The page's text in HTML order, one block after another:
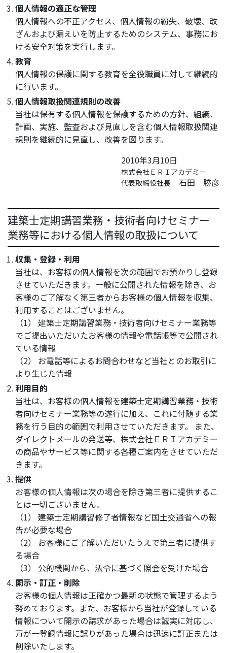
個人情報の適正な管理
個人情報への不正アクセス、個人情報の紛失、破壊、改
ざんおよび漏えいを防止するためのシステム、事務にお
ける安全対策を実行します。
教育
個人情報の保護に関する教育を全役職員に対して継続的
に行います。
個人情報取扱関連規則の改善
当社は保有する個人情報を保護するための方針、組織、
計画、実施、監査および見直しを含む個人情報取扱関連
規則を継続的に見直し、改善を図ります。
2010年3月10日
株式会社ＥＲＩアカデミー
代表取締役社長
石田 勝彦
建築士定期講習業務・技術者向けセミナー
業務等における個人情報の取扱について
収集・登録・利用
当社は、お客様の個人情報を次の範囲でお預かりし登録
させていただきます。一般に公開された情報を除き、お
客様のご了解なく第三者からお客様の個人情報を収集、
利用することはございません。
（1） 建築士定期講習業務・技術者向けセミナー業務等
でご提出いただいたお客様の情報や電話帳等で公開され
ている情報
（2） お電話等によるお問合わせなど当社とのお取引に
より生じた情報
利用目的
当社は、お客様の個人情報を建築士定期講習業務・技術
者向けセミナー業務等の遂行に加え、これに付随する業
務を行う目的の範囲で利用させていただきます。 また、
ダイレクトメールの発送等、株式会社ＥＲＩアカデミー
の商品やサービス等に関する各種ご案内をさせていただ
きます。
提供
お客様の個人情報は次の場合を除き第三者に提供するこ
とは一切ございません。
（1） 建築士定期講習修了者情報など国土交通省への報
告が必要な場合
（2） お客様にご了解いただいたうえで第三者に提供す
る場合
（3） 公的機関から、法令に基づく照会を受けた場合
開示・訂正・削除
お客様の個人情報は正確かつ最新の状態で管理するよう
努めております。また、お客様から当社が登録している
情報について開示の請求があった場合は誠実に対応し、
万が一登録情報に誤りがあった場合は迅速に訂正または
削除いたします。